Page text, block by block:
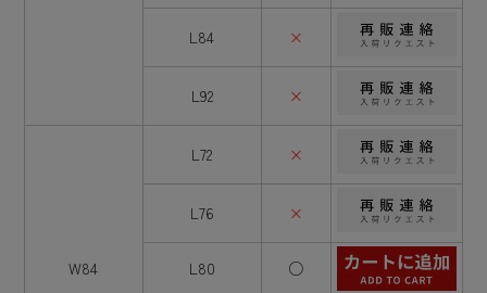
L84 ×
L92 ×
W84
L72 ×
L76 ×
L80 ○